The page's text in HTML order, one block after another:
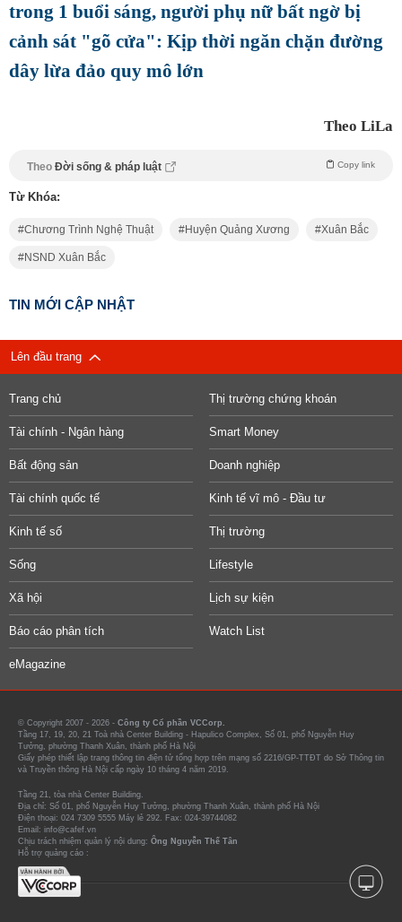
trong 1 buổi sáng, người phụ nữ bất ngờ bị
cảnh sát "gõ cửa": Kịp thời ngăn chặn đường
dây lừa đảo quy mô lớn
Theo LiLa
Theo Đời sống & pháp luật Copy link
Từ Khóa:
Chương Trình Nghệ Thuật Huyện Quảng Xương Xuân Bắc
NSND Xuân Bắc
TIN MỚI CẬP NHẬT
Lên đầu trang
Trang chủ Thị trường chứng khoán
Tài chính - Ngân hàng Smart Money
Bất động sản Doanh nghiệp
Tài chính quốc tế Kinh tế vĩ mô - Đầu tư
Kinh tế số Thị trường
Sống Lifestyle
Xã hội Lịch sự kiện
Báo cáo phân tích Watch List
eMagazine
© Copyright 2007 - 2026 - Công ty Cổ phần VCCorp.
Tầng 17, 19, 20, 21 Toà nhà Center Building - Hapulico Complex, Số 01, phố Nguyễn Huy
Tưởng, phường Thanh Xuân, thành phố Hà Nội
Giấy phép thiết lập trang thông tin điện tử tổng hợp trên mạng số 2216/GP-TTĐT do Sở Thông tin
và Truyền thông Hà Nội cấp ngày 10 tháng 4 năm 2019.
Tầng 21, tòa nhà Center Building.
Địa chỉ: Số 01, phố Nguyễn Huy Tưởng, phường Thanh Xuân, thành phố Hà Nội
Điện thoại: 024 7309 5555 Máy lẻ 292. Fax: 024-39744082
Email: info@cafef.vn
Chịu trách nhiệm quản lý nội dung: Ông Nguyễn Thế Tân
Hỗ trợ quảng cáo :